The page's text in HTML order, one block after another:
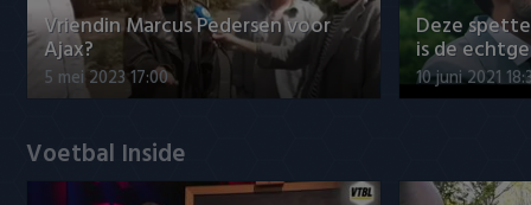
Vriendin Marcus Pedersen voor
Ajax?
5 mei 2023 17:00
Deze
is de
10 juni 2021
Voetbal Inside